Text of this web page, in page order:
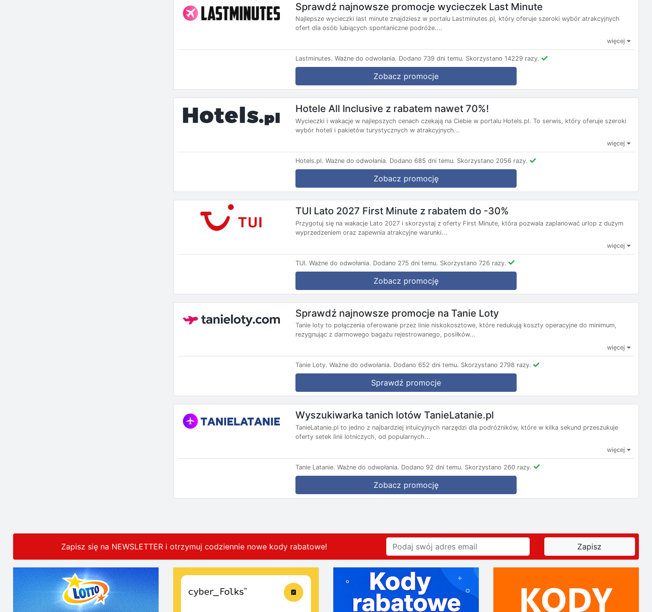
Sprawdź najnowsze promocje wycieczek Last Minute
Najlepsze wycieczki last minute znajdziesz w portalu Lastminutes.pl, który oferuje szeroki wybór atrakcyjnych
ofert dla osób lubiących spontaniczne podróże....
więcej
Lastminutes. Ważne do odwołania. Dodano 739 dni temu. Skorzystano 14229 razy.
Zobacz promocje
Hotele All Inclusive z rabatem nawet 70%!
Wycieczki i wakacje w najlepszych cenach czekają na Ciebie w portalu Hotels.pl. To serwis, który oferuje szeroki
wybór hoteli i pakietów turystycznych w atrakcyjnych...
więcej
Hotels.pl. Ważne do odwołania. Dodano 685 dni temu. Skorzystano 2056 razy.
Zobacz promocję
TUI Lato 2027 First Minute z rabatem do -30%
Przygotuj się na wakacje Lato 2027 i skorzystaj z oferty First Minute, która pozwala zaplanować urlop z dużym
wyprzedzeniem oraz zapewnia atrakcyjne warunki...
więcej
TUI. Ważne do odwołania. Dodano 275 dni temu. Skorzystano 726 razy.
Zobacz promocję
Sprawdź najnowsze promocje na Tanie Loty
Tanie loty to połączenia oferowane przez linie niskokosztowe, które redukują koszty operacyjne do minimum,
rezygnując z darmowego bagażu rejestrowanego, posiłków...
więcej
Tanie Loty. Ważne do odwołania. Dodano 652 dni temu. Skorzystano 2798 razy.
Sprawdź promocje
Wyszukiwarka tanich lotów TanieLatanie.pl
TanieLatanie.pl to jedno z najbardziej intuicyjnych narzędzi dla podróżników, które w kilka sekund przeszukuje
oferty setek linii lotniczych, od popularnych...
więcej
Tanie Latanie. Ważne do odwołania. Dodano 92 dni temu. Skorzystano 260 razy.
Zobacz promocję
Zapisz się na NEWSLETTER i otrzymuj codziennie nowe kody rabatowe!